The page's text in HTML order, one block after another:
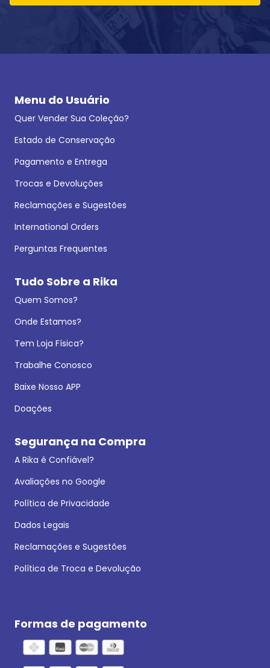
Menu do Usuário
Quer Vender Sua Coleção?
Estado de Conservação
Pagamento e Entrega
Trocas e Devoluções
Reclamações e Sugestões
International Orders
Perguntas Frequentes
Tudo Sobre a Rika
Quem Somos?
Onde Estamos?
Tem Loja Física?
Trabalhe Conosco
Baixe Nosso APP
Doações
Segurança na Compra
A Rika é Confiável?
Avaliações no Google
Política de Privacidade
Dados Legais
Reclamações e Sugestões
Política de Troca e Devolução
Formas de pagamento